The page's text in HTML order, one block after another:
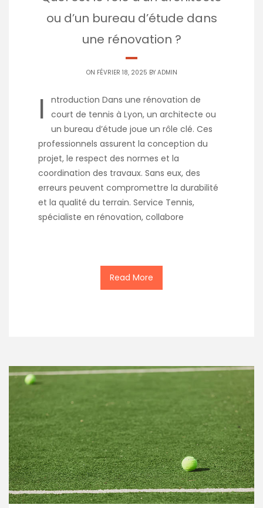
ou d’un bureau d’étude dans
une rénovation ?
ON FÉVRIER 18, 2025 BY ADMIN
I
ntroduction Dans une rénovation de
court de tennis à Lyon, un architecte ou
un bureau d’étude joue un rôle clé. Ces
professionnels assurent la conception du
projet, le respect des normes et la
coordination des travaux. Sans eux, des
erreurs peuvent compromettre la durabilité
et la qualité du terrain. Service Tennis,
spécialiste en rénovation, collabore
Read More